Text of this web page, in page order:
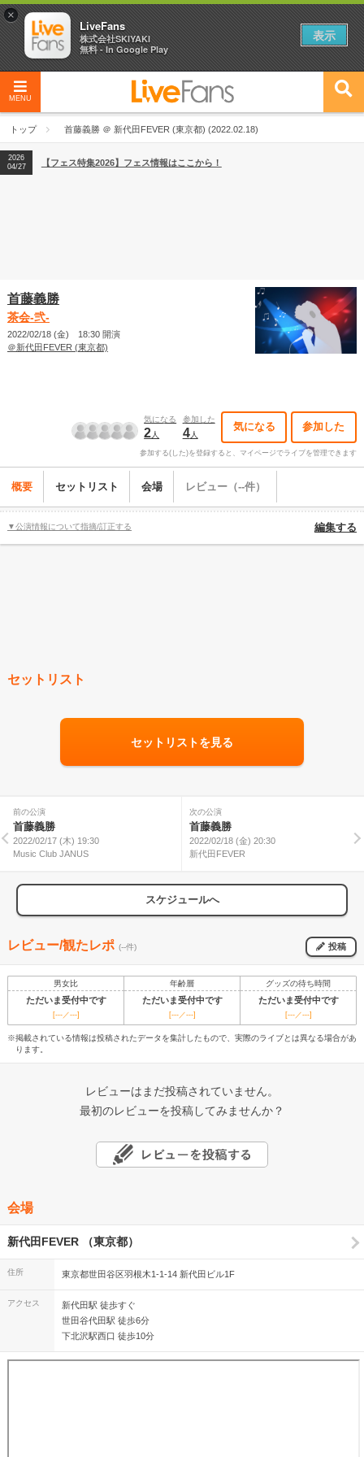
MENU
トップ 首藤義勝 ＠ 新代田FEVER (東京都) (2022.02.18)
2026
04/27
2026
【ライブ動員ランキング】2026年上半期編発表！
2026
04/27
【フェス特集2026】フェス情報はここから！
首藤義勝
茶会-弐-
2022/02/18 (金) 18:30 開演
＠新代田FEVER (東京都)
気になる
2人
参加した
4人
気になる 参加した
参加する(した)を登録すると、マイページでライブを管理できます
概要 セットリスト 会場 レビュー（--件）
▼公演情報について指摘/訂正する 編集する
セットリスト
セットリストを見る
前の公演
首藤義勝
2022/02/17 (木) 19:30
Music Club JANUS
次の公演
首藤義勝
2022/02/18 (金) 20:30
新代田FEVER
スケジュールへ
レビュー/観たレポ (--件) 投稿
男女比 年齢層 グッズの待ち時間
ただいま受付中です ただいま受付中です ただいま受付中です
[---／---] [---／---] [---／---]
※掲載されている情報は投稿されたデータを集計したもので、実際のライブとは異なる場合があ
ります。
レビューはまだ投稿されていません。
最初のレビューを投稿してみませんか？
会場
新代田FEVER （東京都）
住所 東京都世田谷区羽根木1-1-14 新代田ビル1F
アクセス
新代田駅 徒歩すぐ
世田谷代田駅 徒歩6分
下北沢駅西口 徒歩10分
×
LiveFans
株式会社SKIYAKI
無料 - In Google Play
表示